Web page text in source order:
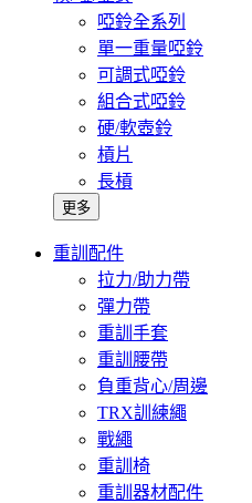
啞鈴全系列
單一重量啞鈴
可調式啞鈴
組合式啞鈴
硬/軟壺鈴
槓片
長槓
更多
重訓配件
拉力/助力帶
彈力帶
重訓手套
重訓腰帶
負重背心/周邊
TRX訓練繩
戰繩
重訓椅
重訓器材配件